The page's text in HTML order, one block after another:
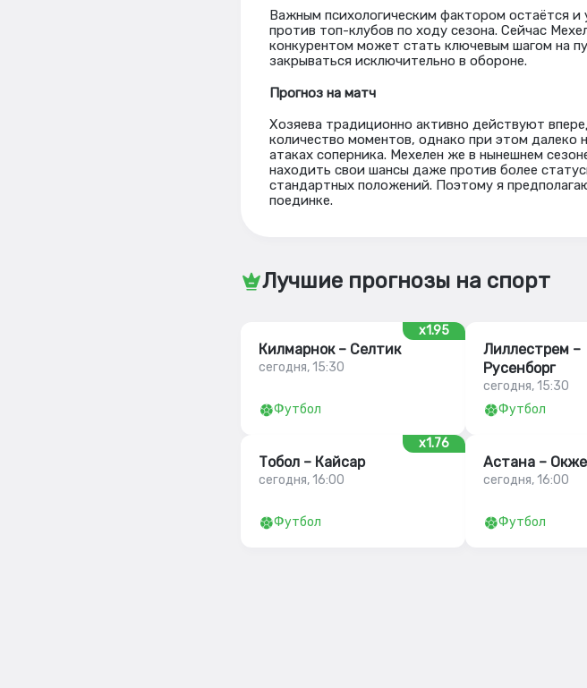
Важным психологическим фактором остаётся и
против топ-клубов по ходу сезона. Сейчас
конкурентом может стать ключевым шагом на
закрываться исключительно в обороне.
Прогноз на матч
Хозяева традиционно активно действуют
количество моментов, однако при этом далеко
атаках соперника. Мехелен же в нынешнем
находить свои шансы даже против более
стандартных положений. Поэтому я
поединке.
Лучшие прогнозы на спорт
x1.95
Килмарнок – Селтик
сегодня, 15:30
Футбол
Лиллестрем –
Русенборг
сегодня, 15:30
Футбол
x1.76
Тобол – Кайсар
сегодня, 16:00
Футбол
Астана –
сегодня, 16:00
Футбол